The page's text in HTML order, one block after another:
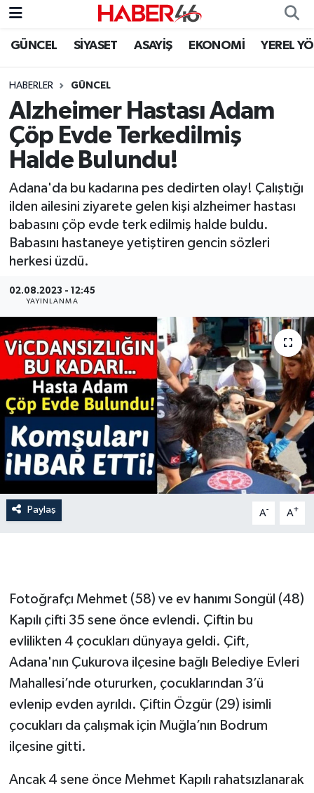
GÜNCEL SİYASET ASAYİŞ EKONOMİ YEREL
HABERLER GÜNCEL
Alzheimer Hastası Adam
Çöp Evde Terkedilmiş
Halde Bulundu!
Adana'da bu kadarına pes dedirten olay! Çalıştığı
ilden ailesini ziyarete gelen kişi alzheimer hastası
babasını çöp evde terk edilmiş halde buldu.
Babasını hastaneye yetiştiren gencin sözleri
herkesi üzdü.
02.08.2023 - 12:45
YAYINLANMA
Paylaş A- A+
Fotoğrafçı Mehmet (58) ve ev hanımı Songül (48)
Kapılı çifti 35 sene önce evlendi. Çiftin bu
evlilikten 4 çocukları dünyaya geldi. Çift,
Adana'nın Çukurova ilçesine bağlı Belediye Evleri
Mahallesi’nde otururken, çocuklarından 3’ü
evlenip evden ayrıldı. Çiftin Özgür (29) isimli
çocukları da çalışmak için Muğla’nın Bodrum
ilçesine gitti.
Ancak 4 sene önce Mehmet Kapılı rahatsızlanarak
GÜNCEL
SİYASET
EKONOMİ
SPOR
YAŞAM
TEKNOLOJİ
SAĞLIK
EĞİTİM
İLÇE HABERLERİ
KÜLTÜR-SANAT
KSÜ
DÜNYA
ROPORTAJ
MAGAZİN
MEDYA
SEÇİM 2011
ÜÇÜNCÜ SAYFA
BİLİMNET
Nöbetçi Eczaneler
Hava Durumu
Kahramanmaraş Namaz Vakitleri
Trafik Durumu
Süper Lig Puan Durumu ve Fikstür
Tüm Manşetler
Son Dakika Haberleri
Haber Arşivi